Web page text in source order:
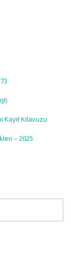
Kayıt Kılavuzu
– 2025